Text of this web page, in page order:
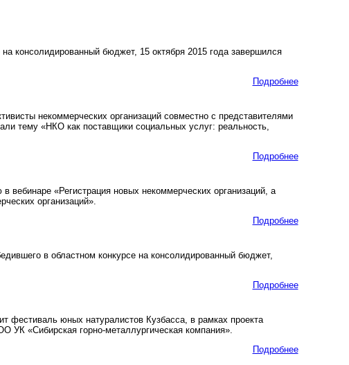
консолидированный бюджет, 15 октября 2015 года завершился
Подробнее
некоммерческих организаций совместно с представителями
тему «НКО как поставщики социальных услуг: реальность,
Подробнее
вебинаре «Регистрация новых некоммерческих организаций, а
организаций».
Подробнее
в областном конкурсе на консолидированный бюджет,
Подробнее
фестиваль юных натуралистов Кузбасса, в рамках проекта
УК «Сибирская горно-металлургическая компания».
Подробнее